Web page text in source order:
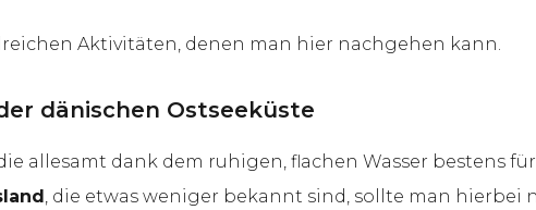
Aktivitäten, denen man hier nachgehen kann.
dänischen Ostseeküste
allesamt dank dem ruhigen, flachen Wasser bestens
, die etwas weniger bekannt sind, sollte man hierbei